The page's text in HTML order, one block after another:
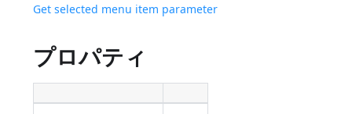
Get selected menu item parameter
プロパティ